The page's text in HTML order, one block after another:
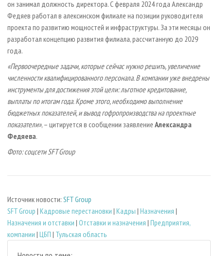
ЦБП
ИНСТРУМЕНТ И МАТЕРИАЛЫ
ГАЗЕТА ЛЕСПРОМФОРУМ
БИБЛИОТЕКА СПЕЦИАЛИСТА
он занимал должность директора. С февраля 2024 года Александр
Федяев работал в алексинском филиале на позиции руководителя
проекта по развитию мощностей и инфраструктуры. За эти месяцы он
разработал концепцию развития филиала, рассчитанную до 2029
года.
«Первоочередные задачи, которые сейчас нужно решить, увеличение
численности квалифицированного персонала. В компании уже внедрены
инструменты для достижения этой цели: льготное кредитование,
выплаты по итогам года. Кроме этого, необходимо выполнение
бюджетных показателей, и вывод гофропроизводства на проектные
показатели», – цитируется в сообщении заявление Александра
Федяева.
Фото: соцсети SFT Group
Источник новости: SFT Group
SFT Group | Кадровые перестановки | Кадры | Назначения |
Назначения и отставки | Отставки и назначения | Предприятия,
компании | ЦБП | Тульская область